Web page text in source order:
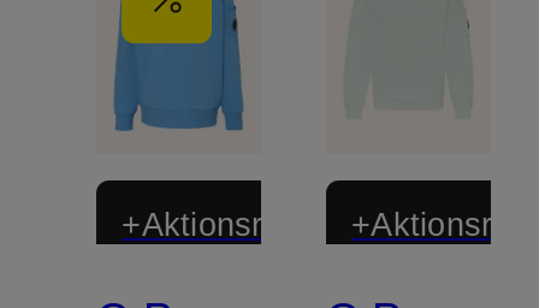
+Aktionsrabatt